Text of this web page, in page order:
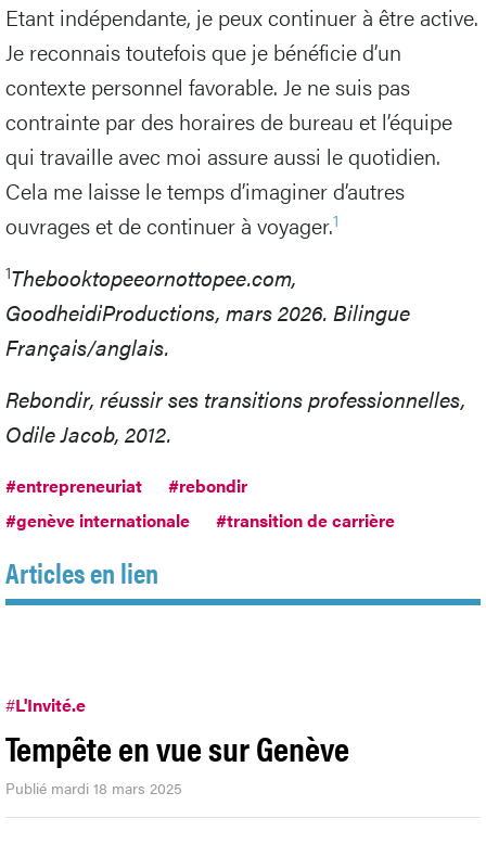
Etant indépendante, je peux continuer à être active.
Je reconnais toutefois que je bénéficie d’un
contexte personnel favorable. Je ne suis pas
contrainte par des horaires de bureau et l’équipe
qui travaille avec moi assure aussi le quotidien.
Cela me laisse le temps d’imaginer d’autres
ouvrages et de continuer à voyager.1
1Thebooktopeeornottopee.com,
GoodheidiProductions, mars 2026. Bilingue
Français/anglais.
Rebondir, réussir ses transitions professionnelles,
Odile Jacob, 2012.
#entrepreneuriat
#rebondir
#genève internationale
#transition de carrière
Articles en lien
#L'Invité.e
Tempête en vue sur Genève
Publié mardi 18 mars 2025